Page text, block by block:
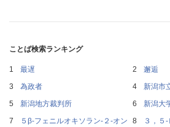
ことば検索ランキング
最遅
邂逅
為政者
新潟市
新潟地方裁判所
新潟大
５β‐フェニルオキソラン‐２‐オン
３，５